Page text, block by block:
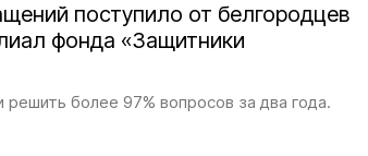
поступило от белгородцев
фонда «Защитники
более 97% вопросов за два года.